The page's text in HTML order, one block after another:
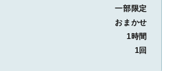
一部限定
おまかせ
1時間
1回